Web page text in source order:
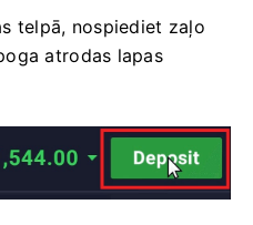
telpā, nospiediet zaļo
atrodas lapas